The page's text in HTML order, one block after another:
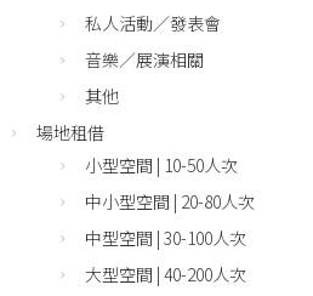
私人活動／發表會
音樂／展演相關
其他
場地租借
小型空間 | 10-50人次
中小型空間 | 20-80人次
中型空間 | 30-100人次
大型空間 | 40-200人次